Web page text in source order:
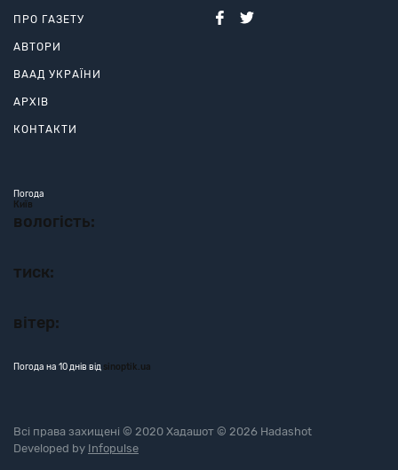
ПРО ГАЗЕТУ
АВТОРИ
ВААД УКРАЇНИ
АРХІВ
КОНТАКТИ
Погода
Київ
вологість:
тиск:
вітер:
Погода на 10 днів від sinoptik.ua
Всі права захищені © 2020 Хадашот © 2026 Hadashot
Developed by Infopulse